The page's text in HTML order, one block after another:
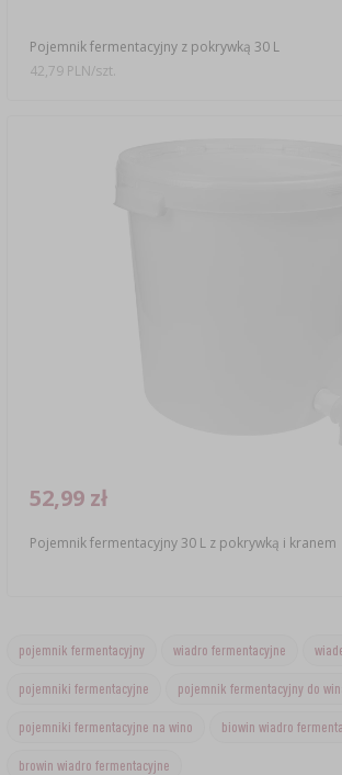
Pojemnik fermentacyjny z pokrywką 30 L
42,79 PLN/szt.
Pojemnik fermentacyjny 30 L z pokrywką i kranem
52,99 zł
pojemnik fermentacyjny wiadro fermentacyjne
pojemniki fermentacyjne pojemnik fermentacyjny do
pojemniki fermentacyjne na wino biowin wiadro
browin wiadro fermentacyjne